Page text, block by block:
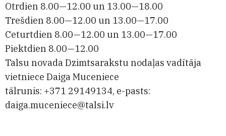
Otrdien 8.00—12.00 un 13.00—18.00
Trešdien 8.00—12.00 un 13.00—17.00
Ceturtdien 8.00—12.00 un 13.00—17.00
Piektdien 8.00—12.00
Talsu novada Dzimtsarakstu nodaļas vadītāja
vietniece Daiga Muceniece
tālrunis: +371 29149134, e-pasts:
daiga.muceniece@talsi.lv